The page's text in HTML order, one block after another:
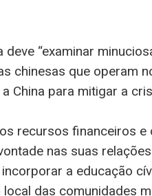
“examinar
chinesas que operam
China para mitigar a
recursos financeiros
nas suas
incorporar a educação
das comunidades